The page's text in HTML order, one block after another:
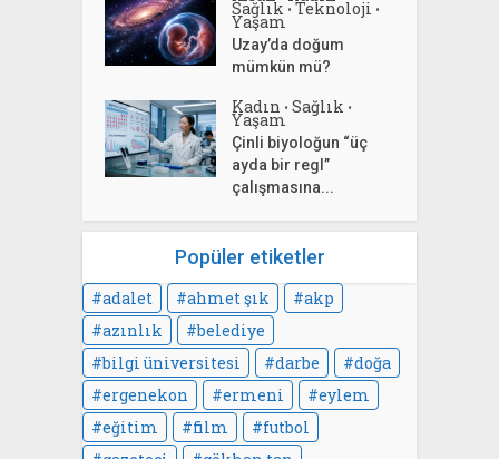
Sağlık • Teknoloji •
Yaşam
Uzay’da doğum
mümkün mü?
Kadın • Sağlık •
Yaşam
Çinli biyoloğun “üç
ayda bir regl”
çalışmasına...
Popüler etiketler
adalet ahmet şık
akp
azınlık
belediye
bilgi üniversitesi
darbe
doğa
ergenekon
ermeni
eylem
eğitim
film
futbol